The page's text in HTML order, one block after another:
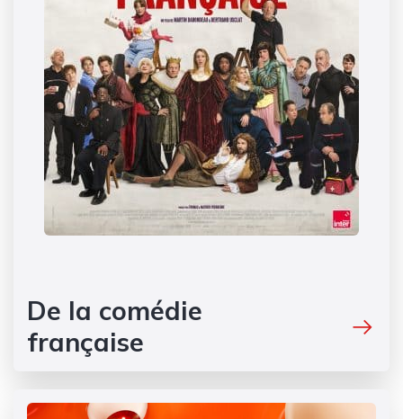
De la comédie
française